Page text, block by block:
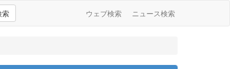
索 ウェブ検索 ニュース検索